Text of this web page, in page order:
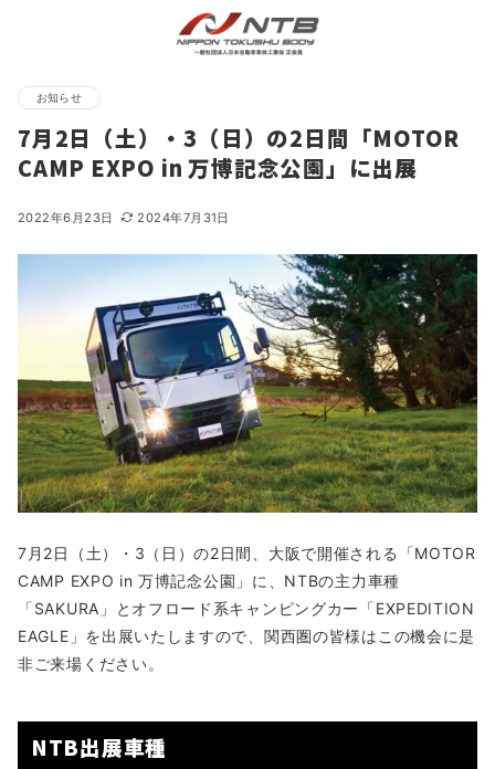
お知らせ
7月2日（土）・3（日）の2日間「MOTOR
CAMP EXPO in 万博記念公園」に出展
2022年6月23日 2024年7月31日
7月2日（土）・3（日）の2日間、大阪で開催される「MOTOR
CAMP EXPO in 万博記念公園」に、NTBの主力車種
「SAKURA」とオフロード系キャンピングカー「EXPEDITION
EAGLE」を出展いたしますので、関西圏の皆様はこの機会に是
非ご来場ください。
NTB出展車種